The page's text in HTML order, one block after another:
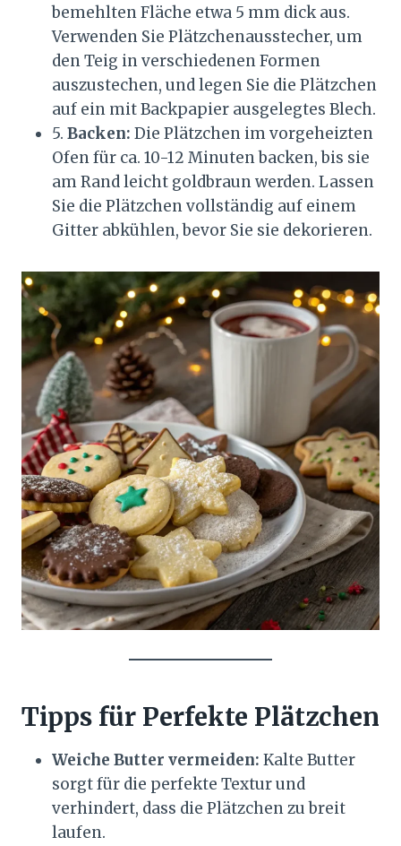
bemehlten Fläche etwa 5 mm dick aus.
Verwenden Sie Plätzchenausstecher, um
den Teig in verschiedenen Formen
auszustechen, und legen Sie die Plätzchen
auf ein mit Backpapier ausgelegtes Blech.
5. Backen: Die Plätzchen im vorgeheizten
Ofen für ca. 10-12 Minuten backen, bis sie
am Rand leicht goldbraun werden. Lassen
Sie die Plätzchen vollständig auf einem
Gitter abkühlen, bevor Sie sie dekorieren.
Tipps für Perfekte Plätzchen
Weiche Butter vermeiden: Kalte Butter
sorgt für die perfekte Textur und
verhindert, dass die Plätzchen zu breit
laufen.